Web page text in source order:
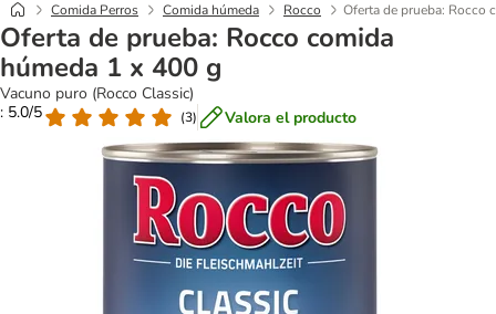
Comida Perros Comida húmeda Rocco Oferta de prueba: Rocco
Oferta de prueba: Rocco comida
húmeda 1 x 400 g
Vacuno puro (Rocco Classic)
: 5.0/5
(3) Valora el producto